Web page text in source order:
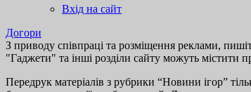
Вхід на сайт
Догори
З приводу співпраці та розміщення реклами,
"Гаджети" та інші розділи сайту можуть містити
Передрук матеріалів з рубрики “Новини ігор”